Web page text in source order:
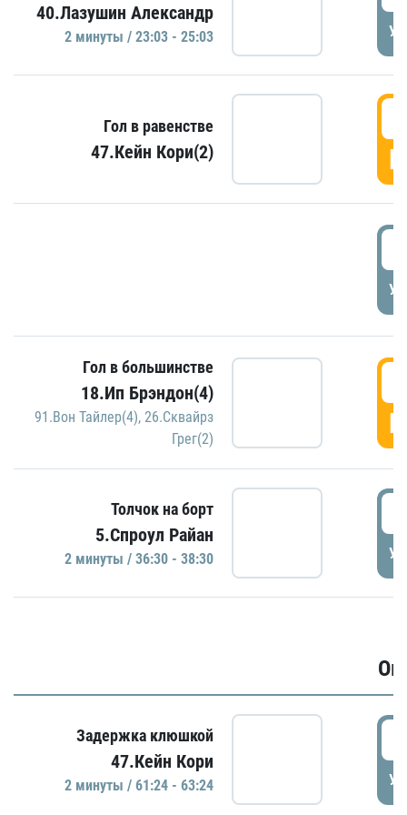
40.Лазушин Александр
2 минуты / 23:03 - 25:03
Гол в равенстве
47.Кейн Кори(2)
Гол в большинстве
18.Ип Брэндон(4)
91.Вон Тайлер(4), 26.Сквайрз
Грег(2)
Толчок на борт
5.Спроул Райан
2 минуты / 36:30 - 38:30
Задержка клюшкой
47.Кейн Кори
2 минуты / 61:24 - 63:24